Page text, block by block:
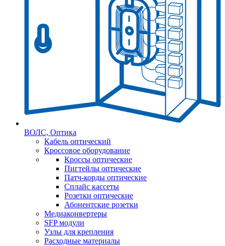
ВОЛС, Оптика
Кабель оптический
Кроссовое оборудование
Кроссы оптические
Пигтейлы оптические
Патч-корды оптические
Сплайс кассеты
Розетки оптические
Абонентские розетки
Медиаконвертеры
SFP модули
Узлы для крепления
Расходные материалы